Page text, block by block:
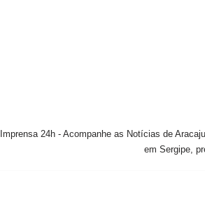
Imprensa 24h - Acompanhe as Notícias de
em Sergipe,